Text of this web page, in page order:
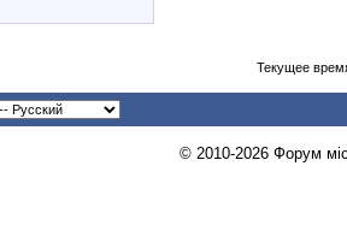
Текущее
© 2010-2026 Форум